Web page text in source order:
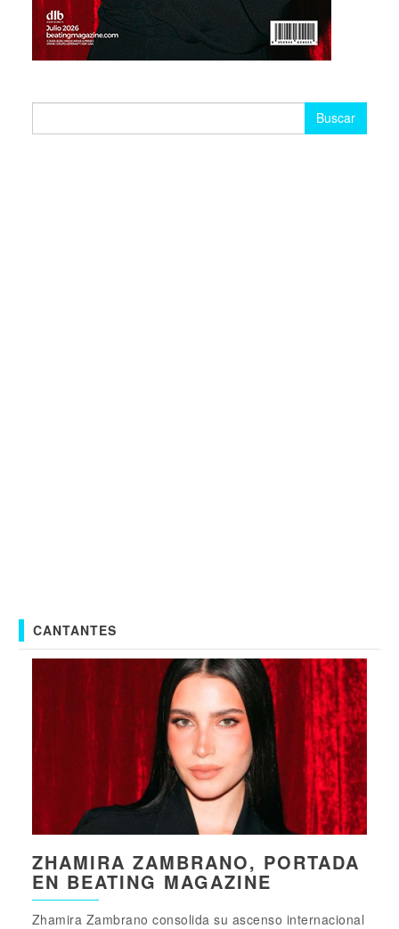
CANTANTES
ZHAMIRA ZAMBRANO, PORTADA
EN BEATING MAGAZINE
Zhamira Zambrano consolida su ascenso internacional